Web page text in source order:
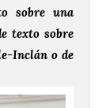
sobre una
texto sobre
Inclán o de